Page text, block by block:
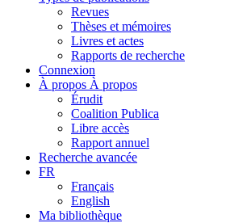
Revues
Thèses et mémoires
Livres et actes
Rapports de recherche
Connexion
À propos À propos
Érudit
Coalition Publica
Libre accès
Rapport annuel
Recherche avancée
FR
Français
English
Ma bibliothèque